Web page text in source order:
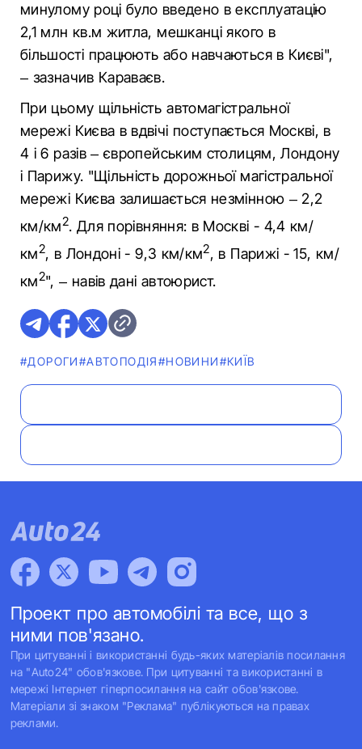
минулому році було введено в експлуатацію
2,1 млн кв.м житла, мешканці якого в
більшості працюють або навчаються в Києві",
– зазначив Караваєв.
При цьому щільність автомагістральної
мережі Києва в вдвічі поступається Москві, в
4 і 6 разів – європейським столицям, Лондону
і Парижу. "Щільність дорожньої магістральної
мережі Києва залишається незмінною – 2,2
км/км2. Для порівняння: в Москві - 4,4 км/
км2, в Лондоні - 9,3 км/км2, в Парижі - 15, км/
км2", – навів дані автоюрист.
#ДОРОГИ#АВТОПОДІЯ#НОВИНИ#КИЇВ
Проект про автомобілі та все, що з
ними пов'язано.
При цитуванні і використанні будь-яких матеріалів посилання
на "Auto24" обов'язкове. При цитуванні та використанні в
мережі Інтернет гіперпосилання на сайт обов'язкове.
Матеріали зі знаком "Реклама" публікуються на правах
реклами.